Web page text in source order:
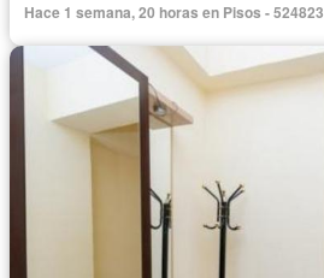
Hace 1 semana, 20 horas en Pisos - 524823